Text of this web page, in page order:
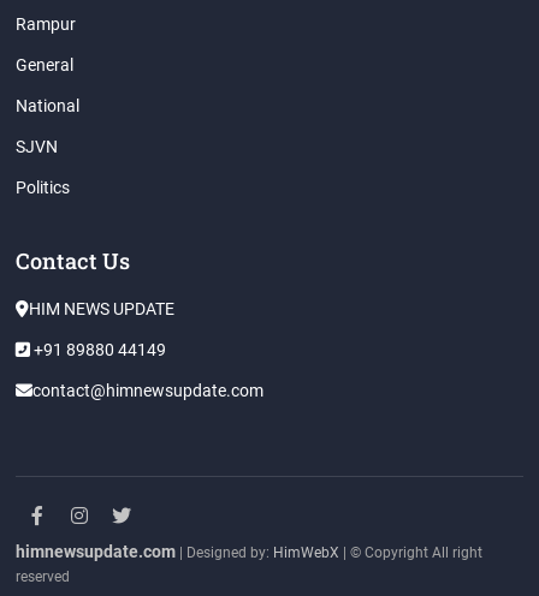
Rampur
General
National
SJVN
Politics
Contact Us
HIM NEWS UPDATE
+91 89880 44149
contact@himnewsupdate.com
facebook
instagram
twitter
himnewsupdate.com | Designed by: HimWebX
| © Copyright All right
reserved